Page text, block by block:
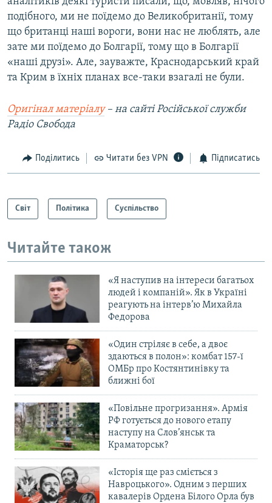
подібного, ми не поїдемо до Великобританії, тому
що британці наші вороги, вони нас не люблять, але
зате ми поїдемо до Болгарії, тому що в Болгарії
«наші друзі». Але, зауважте, Краснодарський край
та Крим в їхніх планах все-таки взагалі не були.
Оригінал матеріалу – на сайтіРосійської служби
Радіо Свобода
Поділитись Читати без VPN Підписатись
Світ Політика Суспільство
Читайте також
«Я наступив на інтереси багатьох
людей і компаній». Як в Україні
реагують на інтерв’ю Михайла
Федорова
«Один стріляє в себе, а двоє
здаються в полон»: комбат 157-ї
ОМБр про Костянтинівку та
ближні бої
«Повільне прогризання». Армія
РФ готується до нового етапу
наступу на Слов’янськ та
Краматорськ?
«Історія ще раз сміється з
Навроцького». Одним з перших
кавалерів Ордена Білого Орла був